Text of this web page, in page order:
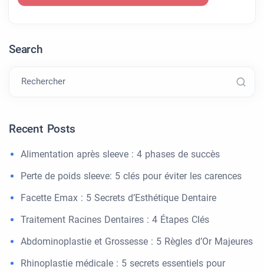
Search
Rechercher
Recent Posts
Alimentation après sleeve : 4 phases de succès
Perte de poids sleeve: 5 clés pour éviter les carences
Facette Emax : 5 Secrets d’Esthétique Dentaire
Traitement Racines Dentaires : 4 Étapes Clés
Abdominoplastie et Grossesse : 5 Règles d’Or Majeures
Rhinoplastie médicale : 5 secrets essentiels pour